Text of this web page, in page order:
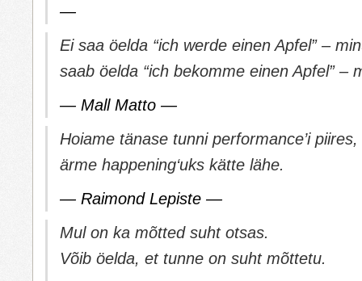
—
Ei saa öelda “ich werde einen Apfel” –
saab öelda “ich bekomme einen Apfel” –
— Mall Matto —
Hoiame tänase tunni performance’i piires,
ärme happening‘uks kätte lähe.
— Raimond Lepiste —
Mul on ka mõtted suht otsas.
Võib öelda, et tunne on suht mõttetu.